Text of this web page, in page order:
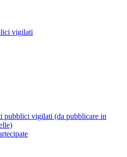
vigilati
pubblici vigilati (da pubblicare in